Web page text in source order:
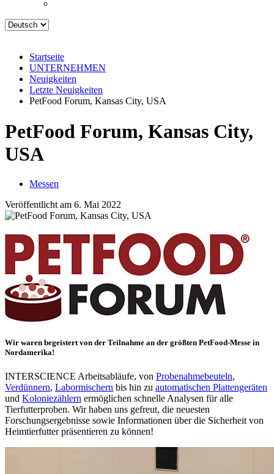
Startseite
UNTERNEHMEN
Neuigkeiten
Letzte Neuigkeiten
PetFood Forum, Kansas City, USA
PetFood Forum, Kansas City,
USA
Messen
Veröffentlicht am 6. Mai 2022
Wir waren begeistert von der Teilnahme an der größten PetFood-Messe in
Nordamerika!
INTERSCIENCE Arbeitsabläufe, von Probenahmebeuteln,
Verdünnern, Labormischern bis hin zu automatischen Plattengeräten
und Koloniezählern ermöglichen schnelle Analysen für alle
Tierfutterproben. Wir haben uns gefreut, die neuesten
Forschungsergebnisse sowie Informationen über die Sicherheit von
Heimtierfutter präsentieren zu können!